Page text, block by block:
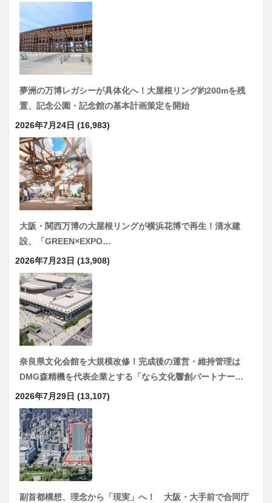
夢洲の万博レガシーが具体化へ！大屋根リング約200mを残
置、記念公園・記念館の基本計画策定を開始
2026年7月24日 (16,983)
大阪・関西万博の大屋根リングが横浜花博で再生！清水建
設、「GREEN×EXPO…
2026年7月23日 (13,908)
奈良県文化会館を大規模改修！完成後の運営・維持管理は
DMG森精機を代表企業とする「なら文化響創パートナー…
2026年7月29日 (13,107)
副首都構想、理念から「現実」へ！ 大阪・大手前で合同庁